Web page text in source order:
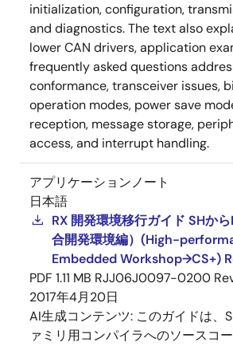
initialization, configuration,
and diagnostics. The text also
lower CAN drivers, application
frequently asked questions
conformance, transceiver issues,
operation modes, power save
reception, message storage,
access, and interrupt handling.
アプリケーションノート
日本語
RX 開発環境移行ガイド SHか
合開発環境編）(High-
Embedded Workshop→CS+)
PDF 1.11 MB RJJ06J0097-0200
2017年4月20日
AI生成コンテンツ: このガイドは、
ァミリ用コンパイラへのソースコ